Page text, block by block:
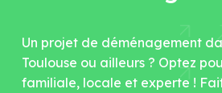
de stockage est sécurisé et
votre mobilier et tous vos
bonnes mains !
Un projet de déménagement
Toulouse ou ailleurs ? Optez
familiale, locale et experte !